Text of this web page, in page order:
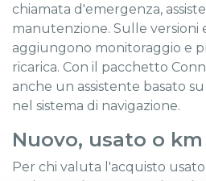
chiamata d'emergenza,
manutenzione. Sulle versioni
aggiungono monitoraggio e
ricarica. Con il pacchetto
anche un assistente basato su
nel sistema di navigazione.
Nuovo, usato o km
Per chi valuta l'acquisto